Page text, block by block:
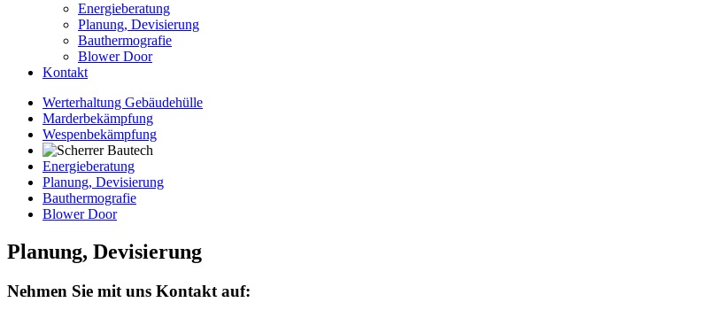
Energieberatung
Planung, Devisierung
Bauthermografie
Blower Door
Kontakt
Werterhaltung Gebäudehülle
Marderbekämpfung
Wespenbekämpfung
Energieberatung
Planung, Devisierung
Bauthermografie
Blower Door
Planung, Devisierung
Nehmen Sie mit uns Kontakt auf: